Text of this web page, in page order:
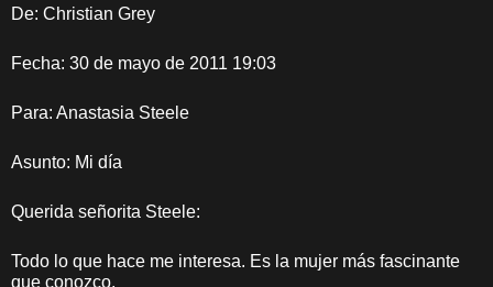
De: Christian Grey
Fecha: 30 de mayo de 2011 19:03
Para: Anastasia Steele
Asunto: Mi día
Querida señorita Steele:
Todo lo que hace me interesa. Es la mujer más fascinante
que conozco.